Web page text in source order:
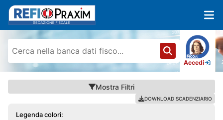
Accedi
Mostra Filtri
DOWNLOAD SCADENZIARIO
Legenda colori: